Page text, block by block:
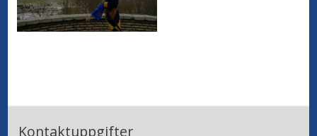
Kontaktuppgifter